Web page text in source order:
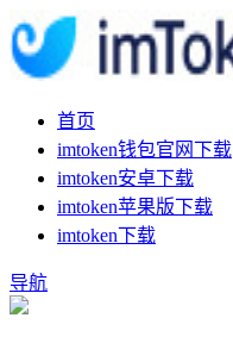
首页
imtoken钱包官网下载
imtoken安卓下载
imtoken苹果版下载
imtoken下载
导航